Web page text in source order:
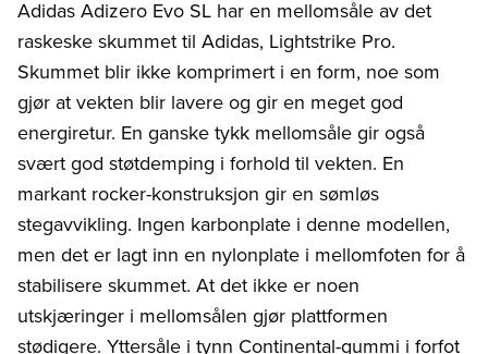
Adidas Adizero Evo SL har en mellomsåle av det
raskeske skummet til Adidas, Lightstrike Pro.
Skummet blir ikke komprimert i en form, noe som
gjør at vekten blir lavere og gir en meget god
energiretur. En ganske tykk mellomsåle gir også
svært god støtdemping i forhold til vekten. En
markant rocker-konstruksjon gir en sømløs
stegavvikling. Ingen karbonplate i denne modellen,
men det er lagt inn en nylonplate i mellomfoten for å
stabilisere skummet. At det ikke er noen
utskjæringer i mellomsålen gjør plattformen
stødigere. Yttersåle i tynn Continental-gummi i forfot